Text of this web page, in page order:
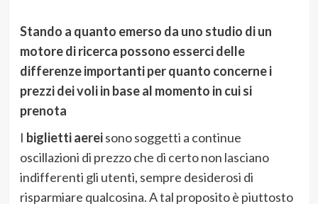
Stando a quanto emerso da uno studio di un
motore di ricerca possono esserci delle
differenze importanti per quanto concerne i
prezzi dei voli in base al momento in cui si
prenota
I biglietti aereisono soggetti a continue
oscillazioni di prezzo che di certo non lasciano
indifferenti gli utenti, sempre desiderosi di
risparmiare qualcosina. A tal proposito è piuttosto